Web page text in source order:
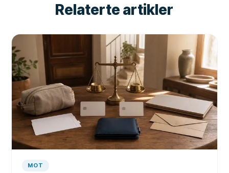
Relaterte artikler
MOT